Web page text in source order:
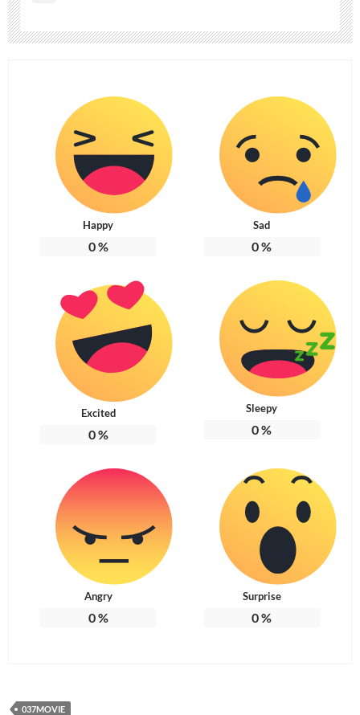
Happy
0%
Sad
0%
Excited
0%
Sleepy
0%
Angry
0%
Surprise
0%
037MOVIE